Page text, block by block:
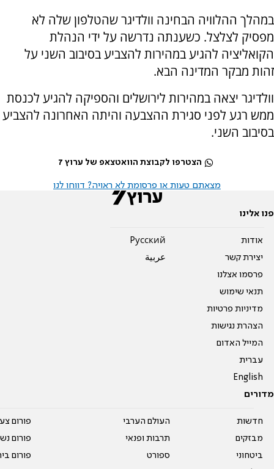
במהלך ההלוויה הבחינה וולדיגר שהטלפון שלה לא
מפסיק לצלצל. כשענתה נדרשה על ידי הנהלת
הקואליציה להגיע במהירות להצביע בסיבוב השני על
זהות מבקר המדינה הבא.
וולדיגר יצאה במהירות לירושלים והספיקה להגיע לכנסת
ממש רגע לפני סגירת ההצבעה והיתה האחרונה להצביע
בסיבוב השני.
הצטרפו לקבוצת הוואטצאפ של ערוץ 7
מצאתם טעות או פרסומת לא ראויה? דווחו לנו
פנו אלינו
אודות
יצירת קשר
פרסמו אצלנו
תנאי שימוש
מדיניות פרטיות
הצהרת נגישות
המייל האדום
עברית
English
Pусский
عربية
מדורים
חדשות
מבזקים
ביטחוני
העולם הערבי
תרבות ופנאי
ספורט
פורום
פורום
פורום